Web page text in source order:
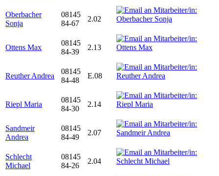
Oberbacher
Sonja
08145
84-67
2.02
Ottens Max
08145
84-39
2.13
Reuther Andrea
08145
84-48
E.08
Riepl Maria
08145
84-30
2.14
Sandmeir
Andrea
08145
84-49
2.07
Schlecht
Michael
08145
84-26
2.04